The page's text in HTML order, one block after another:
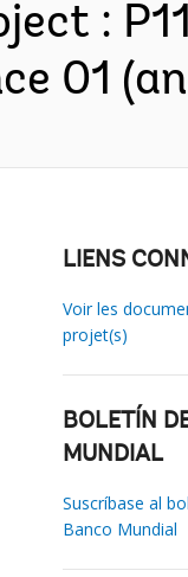
:
01
LIENS
Voir les
projet(s)
BOLETÍN
MUNDIAL
Suscríbase al
Banco Mundial